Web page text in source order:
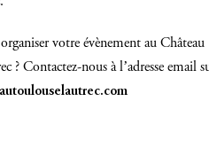
votre évènement au Château
? Contactez-nous à l’adresse email